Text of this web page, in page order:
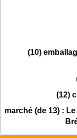
(10)
(12)
marché (de 13) :